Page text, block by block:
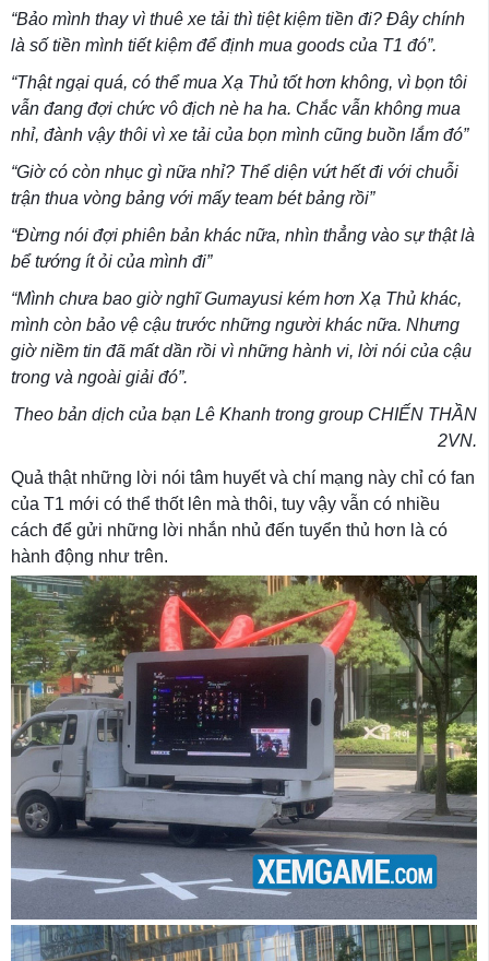
“Bảo mình thay vì thuê xe tải thì tiệt kiệm tiền đi? Đây chính
là số tiền mình tiết kiệm để định mua goods của T1 đó”.
“Thật ngại quá, có thể mua Xạ Thủ tốt hơn không, vì bọn tôi
vẫn đang đợi chức vô địch nè ha ha. Chắc vẫn không mua
nhỉ, đành vậy thôi vì xe tải của bọn mình cũng buồn lắm đó”
“Giờ có còn nhục gì nữa nhỉ? Thể diện vứt hết đi với chuỗi
trận thua vòng bảng với mấy team bét bảng rồi”
“Đừng nói đợi phiên bản khác nữa, nhìn thẳng vào sự thật là
bể tướng ít ỏi của mình đi”
“Mình chưa bao giờ nghĩ Gumayusi kém hơn Xạ Thủ khác,
mình còn bảo vệ cậu trước những người khác nữa. Nhưng
giờ niềm tin đã mất dần rồi vì những hành vi, lời nói của cậu
trong và ngoài giải đó”.
Theo bản dịch của bạn Lê Khanh trong group CHIẾN THẦN
2VN.
Quả thật những lời nói tâm huyết và chí mạng này chỉ có fan
của T1 mới có thể thốt lên mà thôi, tuy vậy vẫn có nhiều
cách để gửi những lời nhắn nhủ đến tuyển thủ hơn là có
hành động như trên.